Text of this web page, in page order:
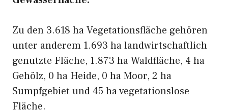
Zu den 3.618 ha Vegetationsfläche gehören
unter anderem 1.693 ha landwirtschaftlich
genutzte Fläche, 1.873 ha Waldfläche, 4 ha
Gehölz, 0 ha Heide, 0 ha Moor, 2 ha
Sumpfgebiet und 45 ha vegetationslose
Fläche.